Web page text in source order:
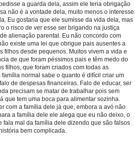
a guarda dela, assim ele teria obrigação
não é a vontade dela, muito menos o interesse
Eu gostaria que ele sumisse da vida dela, mas
o risco de ver esse ser brigando na justiça
alienação parental. Eu não concordo com
existe uma lei que obrigue pais ausentes a
filhos desde pequenos. Muitos vivem a vida e
de que foram péssimos pais e têm medo do
filhos, que foram criados com todas as
normal sabe o quanto é difícil criar um
de despesas financeiras. Falo de educar, ser
precisam se matar de trabalhar pois sem
que tem uma boca para alimentar sozinha.
com a família dele já que, embora a avó não
a família dele ele alega que eu não deixo, o
mal da família dele dizendo que são falsos
bem complicada.